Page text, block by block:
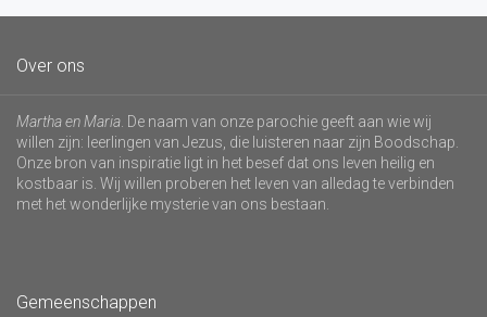
Over ons
Martha en Maria . De naam van onze parochie geeft aan wie wij
willen zijn: leerlingen van Jezus, die luisteren naar zijn Boodschap.
Onze bron van inspiratie ligt in het besef dat ons leven heilig en
kostbaar is. Wij willen proberen het leven van alledag te verbinden
met het wonderlijke mysterie van ons bestaan.
Gemeenschappen